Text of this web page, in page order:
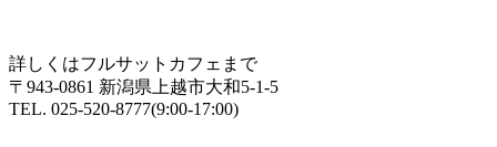
詳しくはフルサットカフェまで
〒943-0861 新潟県上越市大和5-1‐5
TEL. 025-520-8777(9:00-17:00)